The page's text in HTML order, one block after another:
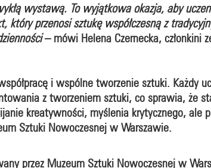
wystawą. To wyjątkowa okazja, aby
który przenosi sztukę współczesną z
– mówi Helena Czernecka, członkini
i wspólne tworzenie sztuki. Każdy
z tworzeniem sztuki, co sprawia, że
kreatywności, myślenia krytycznego, ale
Sztuki Nowoczesnej w Warszawie.
przez Muzeum Sztuki Nowoczesnej w